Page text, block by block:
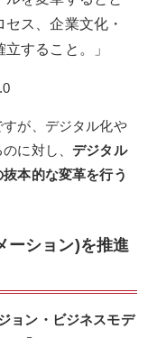
ス、企業文化・
すること。」
が、デジタル化や
のに対し、デジタル
本的な変革を行う
ーション)を推進
ジョン・ビジネスモデ